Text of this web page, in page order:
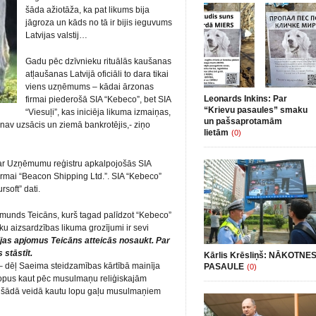
šāda ažiotāža, ka pat likums bija
jāgroza un kāds no tā ir bijis ieguvums
Latvijas valstij…
Gadu pēc dzīvnieku rituālās kaušanas
atļaušanas Latvijā oficiāli to dara tikai
viens uzņēmums – kādai ārzonas
firmai piederošā SIA “Kebeco”, bet SIA
“Viesuļi”, kas iniciēja likuma izmaiņas,
uzsācis un ziemā bankrotējis,- ziņo
Uzņēmumu reģistru apkalpojošās SIA
“Beacon Shipping Ltd.”. SIA “Kebeco”
dati.
Teicāns, kurš tagad palīdzot “Kebeco”
aizsardzības likuma grozījumi ir sevi
apjomus Teicāns atteicās nosaukt. Par
stāstīt.
dēļ Saeima steidzamības kārtībā mainīja
kaut pēc musulmaņu reliģiskajām
veidā kautu lopu gaļu musulmaņiem
Leonards Inkins: Par
“Krievu pasaules” smaku
un pašsaprotamām
lietām (0)
Kārlis Krēsliņš: NĀKOTNES
PASAULE (0)